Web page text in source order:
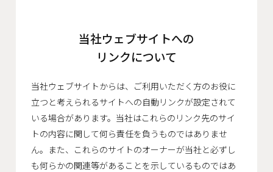
当社ウェブサイトへの
リンクについて
当社ウェブサイトからは、ご利用いただく方のお役に
立つと考えられるサイトへの自動リンクが設定されて
いる場合があります。当社はこれらのリンク先のサイ
トの内容に関して何ら責任を負うものではありませ
ん。また、これらのサイトのオーナーが当社と必ずし
も何らかの関連等があることを示しているものではあ